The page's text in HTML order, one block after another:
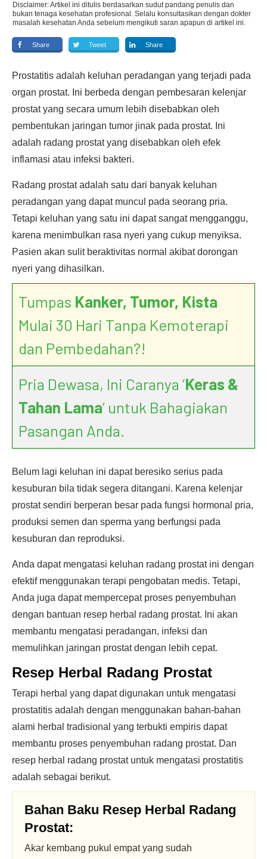
Disclaimer: Artikel ini ditulis berdasarkan sudut pandang penulis dan
bukan tenaga kesehatan profesional. Selalu konsultasikan dengan dokter
masalah kesehatan Anda sebelum mengikuti saran apapun di artikel ini.
Share Tweet Share
Prostatitis adalah keluhan peradangan yang terjadi pada
organ prostat. Ini berbeda dengan pembesaran kelenjar
prostat yang secara umum lebih disebabkan oleh
pembentukan jaringan tumor jinak pada prostat. Ini
adalah radang prostat yang disebabkan oleh efek
inflamasi atau infeksi bakteri.
Radang prostat adalah satu dari banyak keluhan
peradangan yang dapat muncul pada seorang pria.
Tetapi keluhan yang satu ini dapat sangat mengganggu,
karena menimbulkan rasa nyeri yang cukup menyiksa.
Pasien akan sulit beraktivitas normal akibat dorongan
nyeri yang dihasilkan.
Tumpas Kanker, Tumor, Kista
Mulai 30 Hari Tanpa Kemoterapi
dan Pembedahan?!
Pria Dewasa, Ini Caranya ‘Keras &
Tahan Lama’ untuk Bahagiakan
Pasangan Anda.
Belum lagi keluhan ini dapat beresiko serius pada
kesuburan bila tidak segera ditangani. Karena kelenjar
prostat sendiri berperan besar pada fungsi hormonal pria,
produksi semen dan sperma yang berfungsi pada
kesuburan dan reproduksi.
Anda dapat mengatasi keluhan radang prostat ini dengan
efektif menggunakan terapi pengobatan medis. Tetapi,
Anda juga dapat mempercepat proses penyembuhan
dengan bantuan resep herbal radang prostat. Ini akan
membantu mengatasi peradangan, infeksi dan
memulihkan jaringan prostat dengan lebih cepat.
Resep Herbal Radang Prostat
Terapi herbal yang dapat digunakan untuk mengatasi
prostatitis adalah dengan menggunakan bahan-bahan
alami herbal tradisional yang terbukti empiris dapat
membantu proses penyembuhan radang prostat. Dan
resep herbal radang prostat untuk mengatasi prostatitis
adalah sebagai berikut.
Bahan Baku Resep Herbal Radang
Prostat:
Akar kembang pukul empat yang sudah